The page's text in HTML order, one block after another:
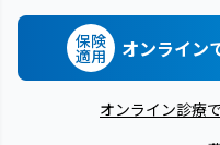
保険
適用 オンライン
オンライン診療